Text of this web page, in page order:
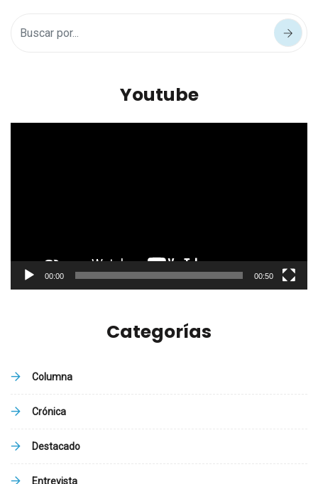
Youtube
00:00 00:50
Categorías
Columna
Crónica
Destacado
Entrevista